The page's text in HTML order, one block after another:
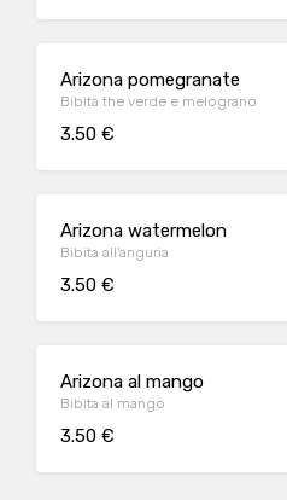
Arizona pomegranate
Bibita the verde e melograno
3.50 €
Arizona watermelon
Bibita all'anguria
3.50 €
Arizona al mango
Bibita al mango
3.50 €